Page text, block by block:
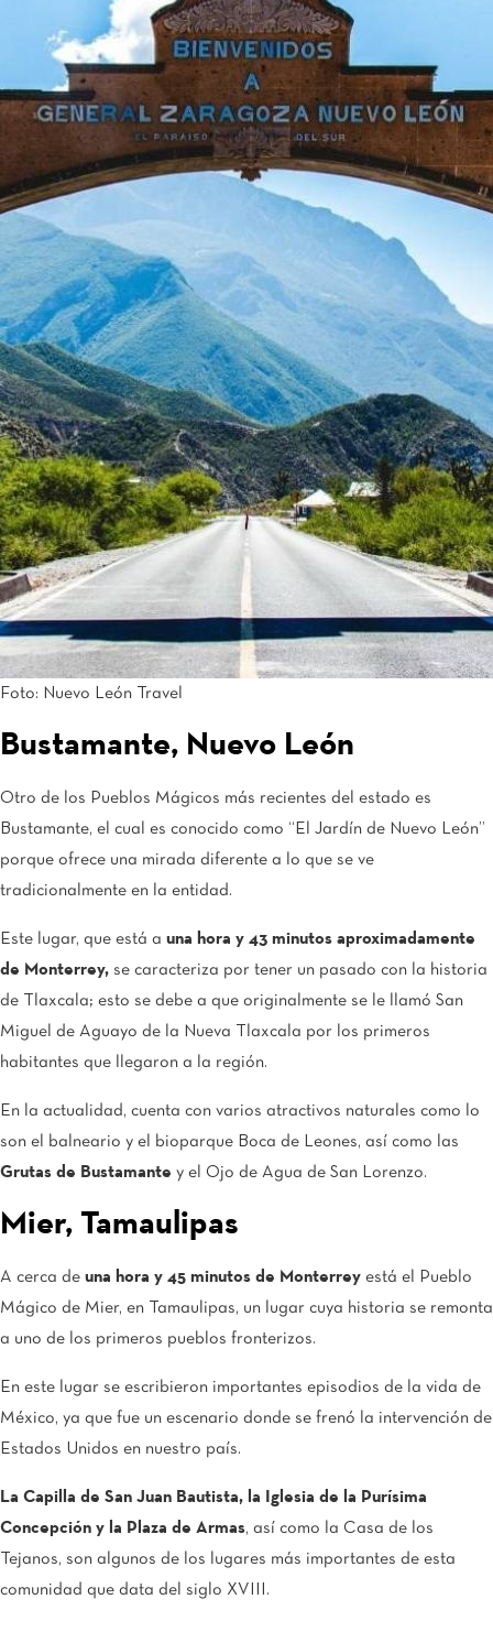
Foto: Nuevo León Travel
Bustamante, Nuevo León
Otro de los Pueblos Mágicos más recientes del estado es
Bustamante, el cual es conocido como “El Jardín de Nuevo León”
porque ofrece una mirada diferente a lo que se ve
tradicionalmente en la entidad.
Este lugar, que está a una hora y 43 minutos aproximadamente
de Monterrey, se caracteriza por tener un pasado con la historia
de Tlaxcala; esto se debe a que originalmente se le llamó San
Miguel de Aguayo de la Nueva Tlaxcala por los primeros
habitantes que llegaron a la región.
En la actualidad, cuenta con varios atractivos naturales como lo
son el balneario y el bioparque Boca de Leones, así como las
Grutas de Bustamante y el Ojo de Agua de San Lorenzo.
Mier, Tamaulipas
A cerca de una hora y 45 minutos de Monterrey está el Pueblo
Mágico de Mier, en Tamaulipas, un lugar cuya historia se remonta
a uno de los primeros pueblos fronterizos.
En este lugar se escribieron importantes episodios de la vida de
México, ya que fue un escenario donde se frenó la intervención de
Estados Unidos en nuestro país.
La Capilla de San Juan Bautista, la Iglesia de la Purísima
Concepción y la Plaza de Armas, así como la Casa de los
Tejanos, son algunos de los lugares más importantes de esta
comunidad que data del siglo XVIII.